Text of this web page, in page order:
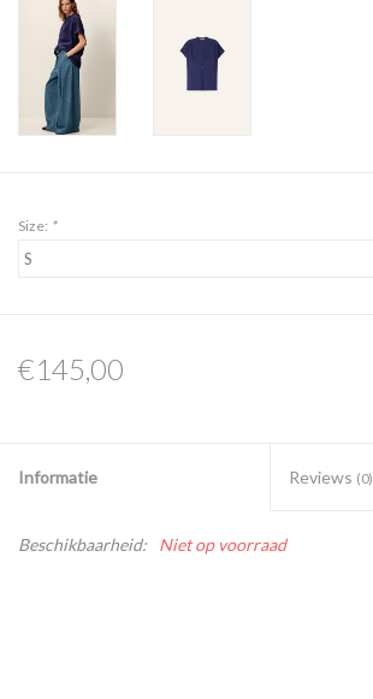
Size: *
€145,00
Informatie Reviews (0)
Beschikbaarheid: Niet op voorraad